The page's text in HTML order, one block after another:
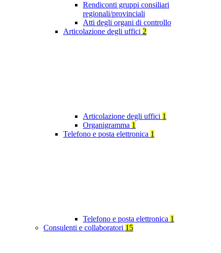
Rendiconti gruppi consiliari
regionali/provinciali
Atti degli organi di controllo
Articolazione degli uffici 2
Articolazione degli uffici 1
Organigramma 1
Telefono e posta elettronica 1
Telefono e posta elettronica 1
Consulenti e collaboratori 15